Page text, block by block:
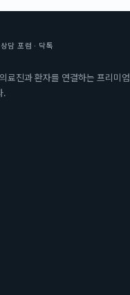
담 포럼 · 닥톡
료진과 환자를 연결하는 프리미엄
.